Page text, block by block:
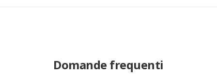
Domande frequenti